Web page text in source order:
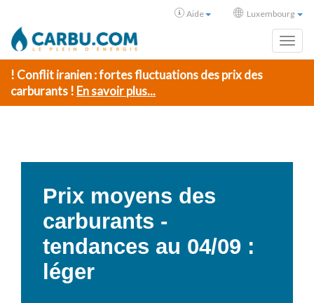
Aide Luxembourg
! Conflit iranien : fortes fluctuations des prix des
carburants ! En savoir plus...
Prix moyens des
carburants -
tendances au 04/09 :
léger